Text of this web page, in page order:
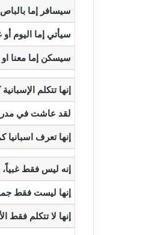
‫سيسافر إما بالباص
‫سيأتي إما اليوم أو
‫سيسكن إما معنا
‫إنها تتكلم
‫لقد عاشت في
‫إنها تعرف اسبانيا
‫إنه ليس فقط
‫إنها ليست فقط
‫إنها لا تتكلم فقط